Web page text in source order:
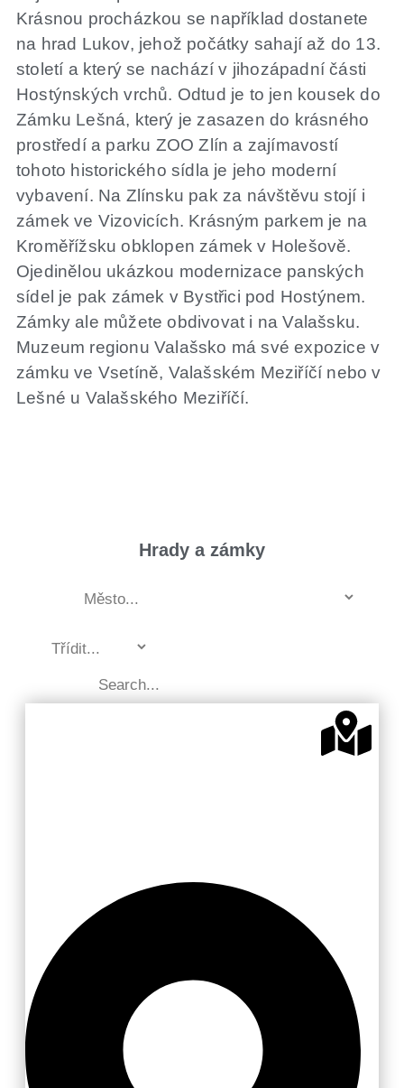
Krásnou procházkou se například dostanete
na hrad Lukov, jehož počátky sahají až do 13.
století a který se nachází v jihozápadní části
Hostýnských vrchů. Odtud je to jen kousek do
Zámku Lešná, který je zasazen do krásného
prostředí a parku ZOO Zlín a zajímavostí
tohoto historického sídla je jeho moderní
vybavení. Na Zlínsku pak za návštěvu stojí i
zámek ve Vizovicích. Krásným parkem je na
Kroměřížsku obklopen zámek v Holešově.
Ojedinělou ukázkou modernizace panských
sídel je pak zámek v Bystřici pod Hostýnem.
Zámky ale můžete obdivovat i na Valašsku.
Muzeum regionu Valašsko má své expozice v
zámku ve Vsetíně, Valašském Meziříčí nebo v
Lešné u Valašského Meziříčí.
Hrady a zámky